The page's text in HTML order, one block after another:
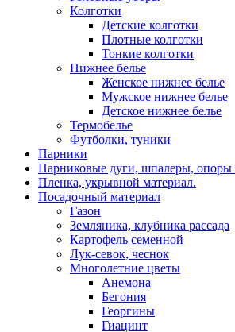
Колготки
Детские колготки
Плотные колготки
Тонкие колготки
Нижнее белье
Женское нижнее белье
Мужское нижнее белье
Детское нижнее белье
Термобелье
Футболки, туники
Парники
Парниковые дуги, шпалеры, опоры
Пленка, укрывной материал.
Посадочный материал
Газон
Земляника, клубника рассада
Картофель семенной
Лук-севок, чеснок
Многолетние цветы
Анемона
Бегония
Георгины
Гиацинт